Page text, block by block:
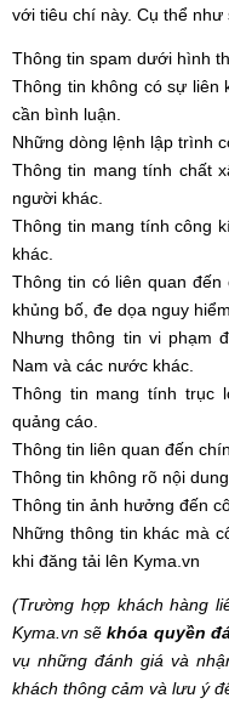
với tiêu chí này. Cụ thể như
Thông tin spam dưới hình
Thông tin không có sự liên
cần bình luận.
Những dòng lệnh lập trình
Thông tin mang tính chất
người khác.
Thông tin mang tính công
khác.
Thông tin có liên quan
khủng bố, đe dọa nguy hiểm.
Nhưng thông tin vi phạm
Nam và các nước khác.
Thông tin mang tính trục
quảng cáo.
Thông tin liên quan đến
Thông tin không rõ nội dung.
Thông tin ảnh hưởng đến
Những thông tin khác mà
khi đăng tải lên Kyma.vn
(Trường hợp khách hàng
Kyma.vn sẽkhóa quyền
vụ những đánh giá và
khách thông cảm và lưu ý